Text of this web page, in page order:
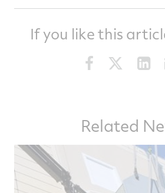
If you like this
Share
this
Share
this
Related